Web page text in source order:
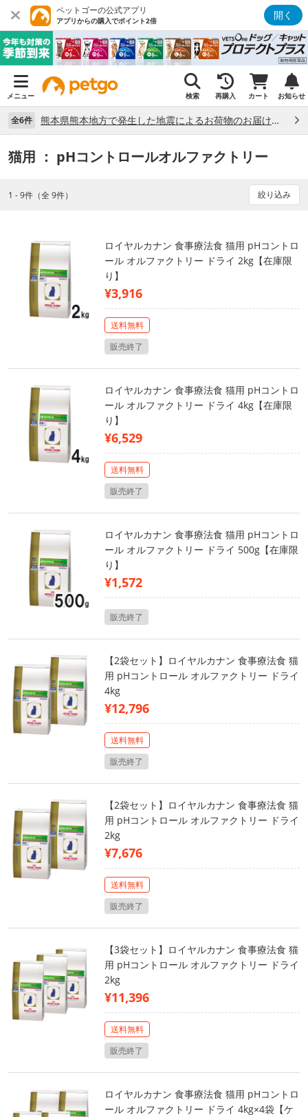
ペットゴーの公式アプリ
アプリからの購入でポイント2倍 開く
メニュー 検索 再購入 カート お知らせ
全6件 熊本県熊本地方で発生した地震によるお荷物のお届け状況について （7/28）
猫用 ： pHコントロールオルファクトリー
1 - 9件（全 9件） 絞り込み
ロイヤルカナン 食事療法食 猫用 pHコントロ
ール オルファクトリー ドライ 2kg【在庫限
り】
¥3,916
送料無料
販売終了
ロイヤルカナン 食事療法食 猫用 pHコントロ
ール オルファクトリー ドライ 4kg【在庫限
り】
¥6,529
送料無料
販売終了
ロイヤルカナン 食事療法食 猫用 pHコントロ
ール オルファクトリー ドライ 500g【在庫限
り】
¥1,572
販売終了
【2袋セット】ロイヤルカナン 食事療法食 猫
用 pHコントロール オルファクトリー ドライ
4kg
¥12,796
送料無料
販売終了
【2袋セット】ロイヤルカナン 食事療法食 猫
用 pHコントロール オルファクトリー ドライ
2kg
¥7,676
送料無料
販売終了
【3袋セット】ロイヤルカナン 食事療法食 猫
用 pHコントロール オルファクトリー ドライ
2kg
¥11,396
送料無料
販売終了
ロイヤルカナン 食事療法食 猫用 pHコントロ
ール オルファクトリー ドライ 4kg×4袋【ケ